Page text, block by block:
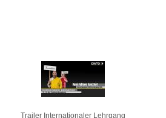
Trailer Internationaler Lehrgang